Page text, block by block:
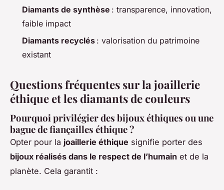
Diamants de synthèse : transparence, innovation,
faible impact
Diamants recyclés : valorisation du patrimoine
existant
Questions fréquentes sur la joaillerie
éthique et les diamants de couleurs
Pourquoi privilégier des bijoux éthiques ou une
bague de fiançailles éthique ?
Opter pour la joaillerie éthique signifie porter des
bijoux réalisés dans le respect de l’humain et de la
planète. Cela garantit :